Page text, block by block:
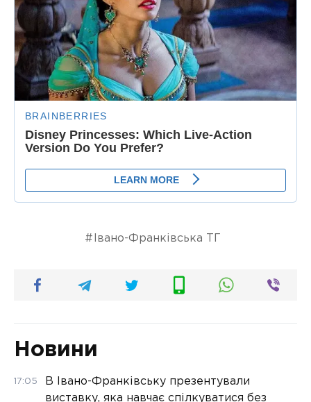
Івано-Франківська ТГ
Новини
17:05
В Івано-Франківську презентували
виставку, яка навчає спілкуватися без